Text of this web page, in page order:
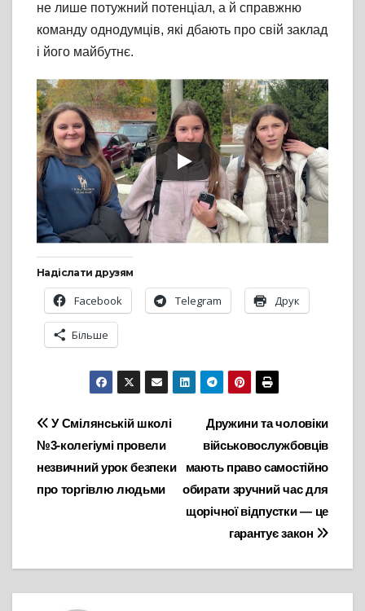
не лише потужний потенціал, а й справжню
команду однодумців, які дбають про свій заклад
і його майбутнє.
Надіслати друзям
Facebook Telegram Друк
Більше
Навігація
записів
Дружини та чоловіки
військовослужбовців
мають право самостійно
обирати зручний час для
щорічної відпустки — це
гарантує закон
У Смілянській школі
№3-колегіумі провели
незвичний урок безпеки
про торгівлю людьми